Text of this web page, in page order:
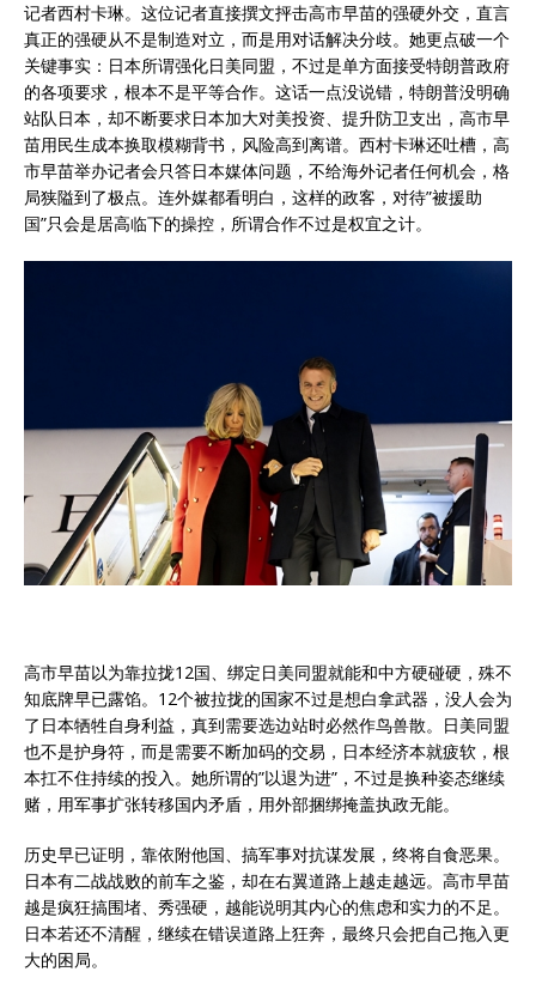
记者西村卡琳。这位记者直接撰文抨击高市早苗的强硬外交，直言
真正的强硬从不是制造对立，而是用对话解决分歧。她更点破一个
关键事实：日本所谓强化日美同盟，不过是单方面接受特朗普政府
的各项要求，根本不是平等合作。这话一点没说错，特朗普没明确
站队日本，却不断要求日本加大对美投资、提升防卫支出，高市早
苗用民生成本换取模糊背书，风险高到离谱。西村卡琳还吐槽，高
市早苗举办记者会只答日本媒体问题，不给海外记者任何机会，格
局狭隘到了极点。连外媒都看明白，这样的政客，对待”被援助
国”只会是居高临下的操控，所谓合作不过是权宜之计。
高市早苗以为靠拉拢12国、绑定日美同盟就能和中方硬碰硬，殊不
知底牌早已露馅。12个被拉拢的国家不过是想白拿武器，没人会为
了日本牺牲自身利益，真到需要选边站时必然作鸟兽散。日美同盟
也不是护身符，而是需要不断加码的交易，日本经济本就疲软，根
本扛不住持续的投入。她所谓的”以退为进”，不过是换种姿态继续
赌，用军事扩张转移国内矛盾，用外部捆绑掩盖执政无能。
历史早已证明，靠依附他国、搞军事对抗谋发展，终将自食恶果。
日本有二战战败的前车之鉴，却在右翼道路上越走越远。高市早苗
越是疯狂搞围堵、秀强硬，越能说明其内心的焦虑和实力的不足。
日本若还不清醒，继续在错误道路上狂奔，最终只会把自己拖入更
大的困局。